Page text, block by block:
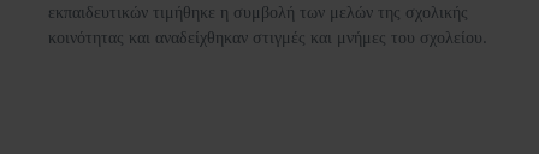
εκπαιδευτικών τιμήθηκε η συμβολή των μελών της σχολικής
κοινότητας και αναδείχθηκαν στιγμές και μνήμες του σχολείου.